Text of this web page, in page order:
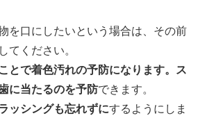
を口にしたいという場合は、その前
てください。
とで着色汚れの予防になります。ス
に当たるのを予防できます。
ッシングも忘れずにするようにしま